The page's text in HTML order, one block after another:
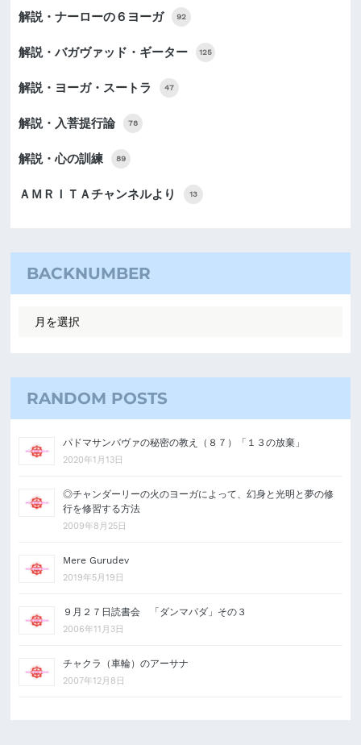
解説・ナーローの６ヨーガ 92
解説・バガヴァッド・ギーター 125
解説・ヨーガ・スートラ 47
解説・入菩提行論 78
解説・心の訓練 89
ＡＭＲＩＴＡチャンネルより 13
BACKNUMBER
RANDOM POSTS
パドマサンバヴァの秘密の教え（８７）「１３の放棄」
2020年1月13日
◎チャンダーリーの火のヨーガによって、幻身と光明と夢の修
行を修習する方法
2009年8月25日
Mere Gurudev
2019年5月19日
９月２７日読書会 「ダンマパダ」その３
2006年11月3日
チャクラ（車輪）のアーサナ
2007年12月8日